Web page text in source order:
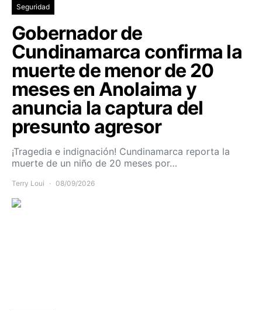
Seguridad
Gobernador de
Cundinamarca confirma la
muerte de menor de 20
meses en Anolaima y
anuncia la captura del
presunto agresor
¡Tragedia e indignación! Cundinamarca reporta la
muerte de un niño de 20 meses por…
Terry Loui 08/09/2026